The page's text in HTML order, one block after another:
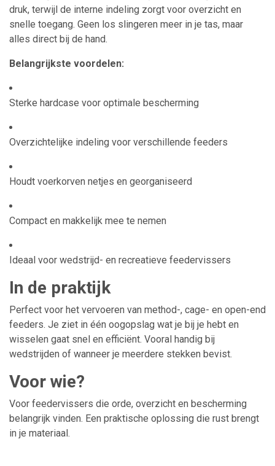
druk, terwijl de interne indeling zorgt voor overzicht en
snelle toegang. Geen los slingeren meer in je tas, maar
alles direct bij de hand.
Belangrijkste voordelen:
Sterke hardcase voor optimale bescherming
Overzichtelijke indeling voor verschillende feeders
Houdt voerkorven netjes en georganiseerd
Compact en makkelijk mee te nemen
Ideaal voor wedstrijd- en recreatieve feedervissers
In de praktijk
Perfect voor het vervoeren van method-, cage- en open-end
feeders. Je ziet in één oogopslag wat je bij je hebt en
wisselen gaat snel en efficiënt. Vooral handig bij
wedstrijden of wanneer je meerdere stekken bevist.
Voor wie?
Voor feedervissers die orde, overzicht en bescherming
belangrijk vinden. Een praktische oplossing die rust brengt
in je materiaal.